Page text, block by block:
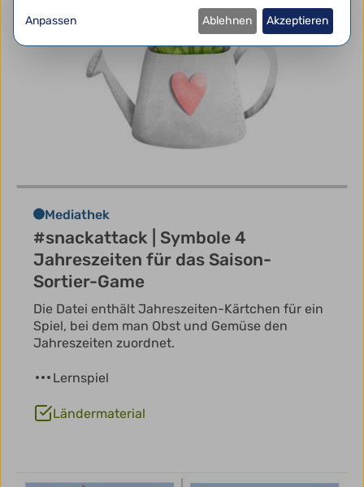
Mediathek
#snackattack | Symbole 4
Jahreszeiten für das Saison-
Sortier-Game
Die Datei enthält Jahreszeiten-Kärtchen für ein
Spiel, bei dem man Obst und Gemüse den
Jahreszeiten zuordnet.
Lernspiel
Ländermaterial
Anpassen Ablehnen Akzeptieren